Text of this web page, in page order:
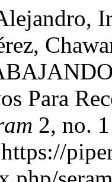
Para
2, no.